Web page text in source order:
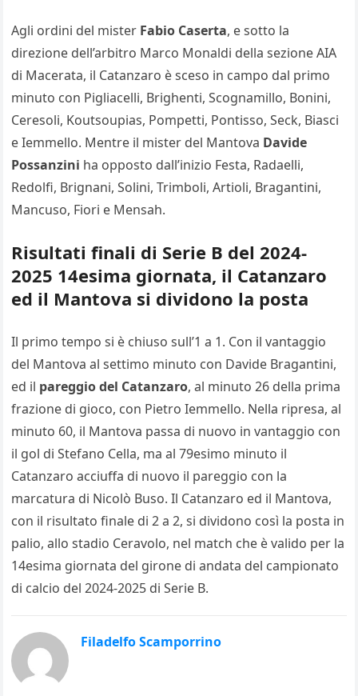
Agli ordini del mister Fabio Caserta, e sotto la
direzione dell’arbitro Marco Monaldi della sezione AIA
di Macerata, il Catanzaro è sceso in campo dal primo
minuto con Pigliacelli, Brighenti, Scognamillo, Bonini,
Ceresoli, Koutsoupias, Pompetti, Pontisso, Seck, Biasci
e Iemmello. Mentre il mister del Mantova Davide
Possanzini ha opposto dall’inizio Festa, Radaelli,
Redolfi, Brignani, Solini, Trimboli, Artioli, Bragantini,
Mancuso, Fiori e Mensah.
Risultati finali di Serie B del 2024-
2025 14esima giornata, il Catanzaro
ed il Mantova si dividono la posta
Il primo tempo si è chiuso sull’1 a 1. Con il vantaggio
del Mantova al settimo minuto con Davide Bragantini,
ed il pareggio del Catanzaro, al minuto 26 della prima
frazione di gioco, con Pietro Iemmello. Nella ripresa, al
minuto 60, il Mantova passa di nuovo in vantaggio con
il gol di Stefano Cella, ma al 79esimo minuto il
Catanzaro acciuffa di nuovo il pareggio con la
marcatura di Nicolò Buso. Il Catanzaro ed il Mantova,
con il risultato finale di 2 a 2, si dividono così la posta in
palio, allo stadio Ceravolo, nel match che è valido per la
14esima giornata del girone di andata del campionato
di calcio del 2024-2025 di Serie B.
Filadelfo Scamporrino